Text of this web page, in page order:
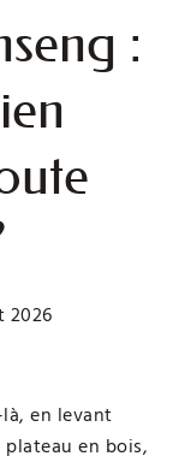
:
2026
là, en levant
plateau en bois,